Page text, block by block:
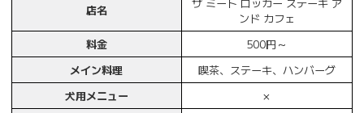
店名
ザ ミート ロッカー ステーキ ア
ンド カフェ
料金
500円～
メイン料理
喫茶、ステーキ、ハンバーグ
犬用メニュー
×